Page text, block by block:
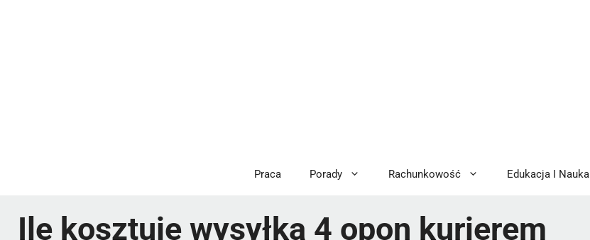
Praca Porady Rachunkowość Edukacja I Nauka
Ile kosztuje wysyłka 4 opon kurierem